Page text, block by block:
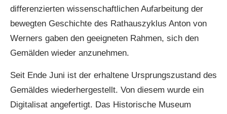
differenzierten wissenschaftlichen Aufarbeitung der
bewegten Geschichte des Rathauszyklus Anton von
Werners gaben den geeigneten Rahmen, sich den
Gemälden wieder anzunehmen.
Seit Ende Juni ist der erhaltene Ursprungszustand des
Gemäldes wiederhergestellt. Von diesem wurde ein
Digitalisat angefertigt. Das Historische Museum